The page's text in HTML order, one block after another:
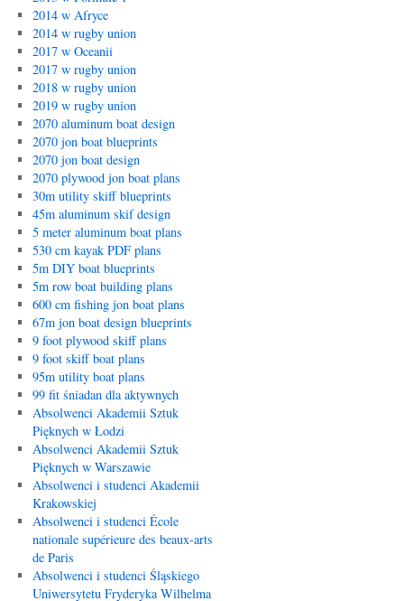
2014 w Afryce
2014 w rugby union
2017 w Oceanii
2017 w rugby union
2018 w rugby union
2019 w rugby union
2070 aluminum boat design
2070 jon boat blueprints
2070 jon boat design
2070 plywood jon boat plans
30m utility skiff blueprints
45m aluminum skif design
5 meter aluminum boat plans
530 cm kayak PDF plans
5m DIY boat blueprints
5m row boat building plans
600 cm fishing jon boat plans
67m jon boat design blueprints
9 foot plywood skiff plans
9 foot skiff boat plans
95m utility boat plans
99 fit śniadan dla aktywnych
Absolwenci Akademii Sztuk
Pięknych w Łodzi
Absolwenci Akademii Sztuk
Pięknych w Warszawie
Absolwenci i studenci Akademii
Krakowskiej
Absolwenci i studenci École
nationale supérieure des beaux-arts
de Paris
Absolwenci i studenci Śląskiego
Uniwersytetu Fryderyka Wilhelma